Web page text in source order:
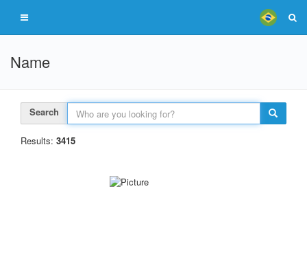
Name
Search
Results: 3415